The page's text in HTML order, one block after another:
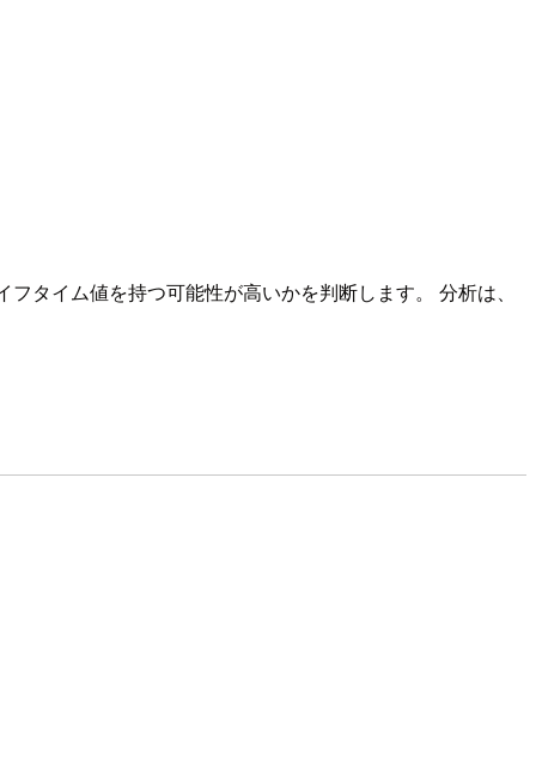
タイム値を持つ可能性が高いかを判断します。 分析は、